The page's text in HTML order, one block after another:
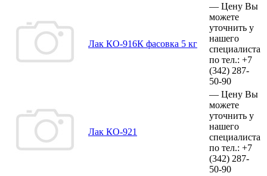
Лак КО-916К фасовка 5 кг
— Цену Вы
можете
уточнить у
нашего
специалиста
по тел.: +7
(342) 287-
50-90
Лак КО-921
— Цену Вы
можете
уточнить у
нашего
специалиста
по тел.: +7
(342) 287-
50-90